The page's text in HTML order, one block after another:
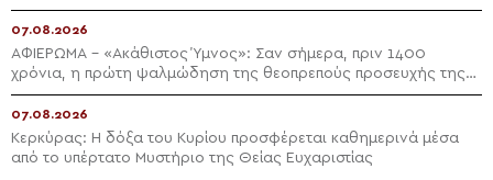
07.08.2026
ΑΦΙΕΡΩΜΑ – «Ακάθιστος Ύμνος»: Σαν σήμερα, πριν 1400
χρόνια, η πρώτη ψαλμώδηση της θεοπρεπούς προσευχής της
Εκκλησίας
07.08.2026
Κερκύρας: Η δόξα του Κυρίου προσφέρεται καθημερινά μέσα
από το υπέρτατο Μυστήριο της Θείας Ευχαριστίας